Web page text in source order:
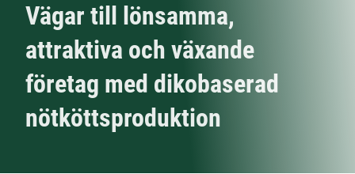
Vägar till lönsamma,
attraktiva och växande
företag med dikobaserad
nötköttsproduktion